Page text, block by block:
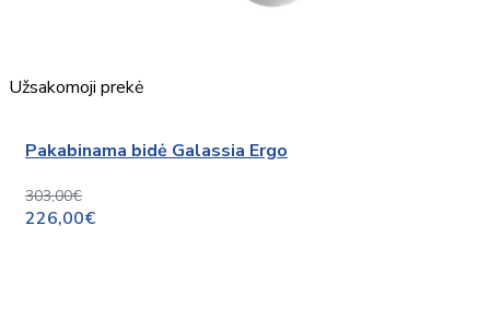
Užsakomoji prekė
Pakabinama bidė Galassia Ergo
303,00€
226,00€